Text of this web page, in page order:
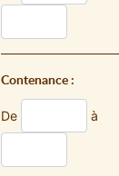
Contenance :
De à